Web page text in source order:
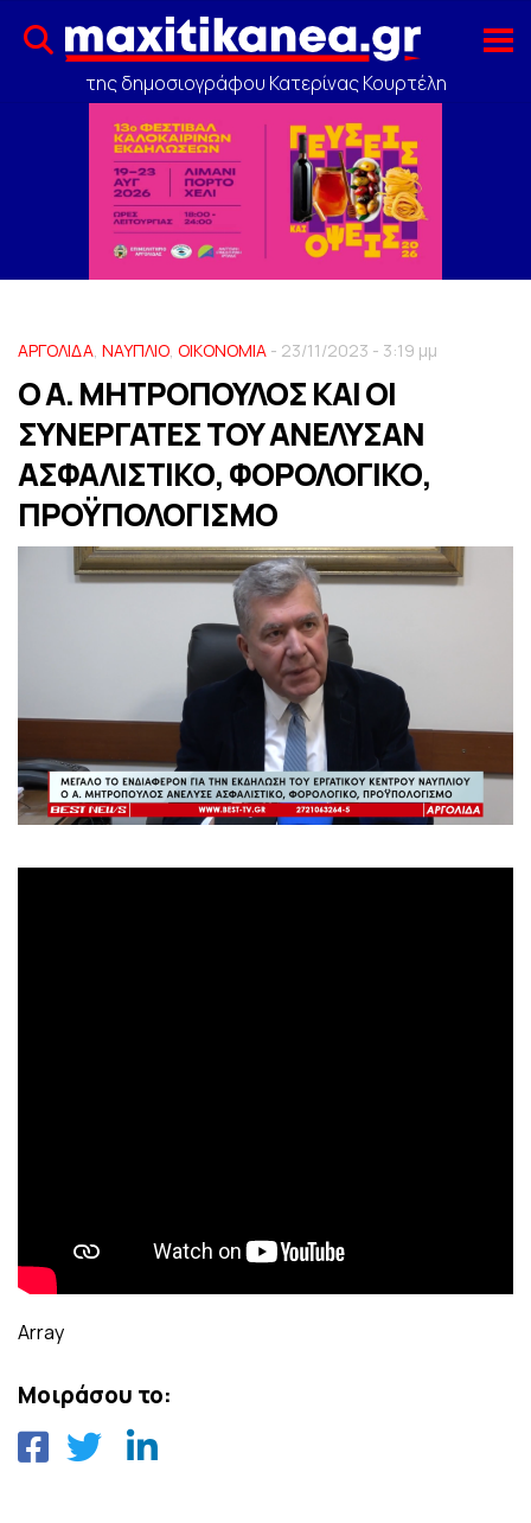
της δημοσιογράφου Κατερίνας Κουρτέλη
ΑΡΓΟΛΙΔΑ, ΝΑΥΠΛΙΟ, ΟΙΚΟΝΟΜΙΑ - 23/11/2023 - 3:19 μμ
Ο Α. ΜΗΤΡΟΠΟΥΛΟΣ ΚΑΙ ΟΙ
ΣΥΝΕΡΓΑΤΕΣ ΤΟΥ ΑΝΕΛΥΣΑΝ
ΑΣΦΑΛΙΣΤΙΚΟ, ΦΟΡΟΛΟΓΙΚΟ,
ΠΡΟΫΠΟΛΟΓΙΣΜΟ
Array
Μοιράσου το: